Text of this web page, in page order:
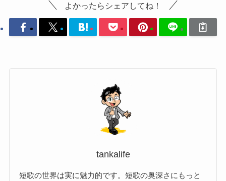
よかったらシェアしてね！
tankalife
短歌の世界は実に魅力的です。短歌の奥深さにもっと